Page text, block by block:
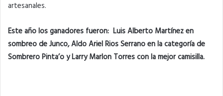
artesanales.
Este año los ganadores fueron: Luis Alberto Martínez en
sombreo de Junco, Aldo Ariel Rios Serrano en la categoría de
Sombrero Pinta’o y Larry Marlon Torres con la mejor camisilla.